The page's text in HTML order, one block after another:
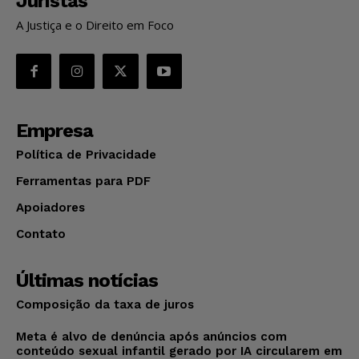
A Justiça e o Direito em Foco
Empresa
Política de Privacidade
Ferramentas para PDF
Apoiadores
Contato
Últimas notícias
Composição da taxa de juros
Meta é alvo de denúncia após anúncios com
conteúdo sexual infantil gerado por IA circularem em